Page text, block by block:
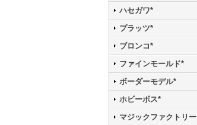
ハセガワ*
プラッツ*
ブロンコ*
ファインモールド*
ボーダーモデル*
ホビーボス*
マジックファクトリー